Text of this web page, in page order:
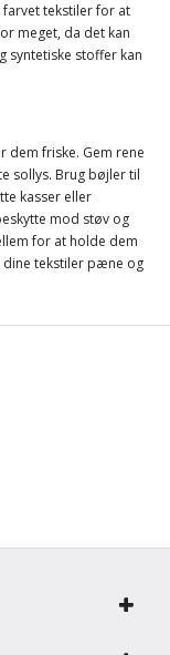
farvet tekstiler for at
meget, da det kan
syntetiske stoffer kan
dem friske. Gem rene
sollys. Brug bøjler til
kasser eller
mod støv og
for at holde dem
dine tekstiler pæne og